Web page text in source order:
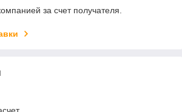
за счет получателя.